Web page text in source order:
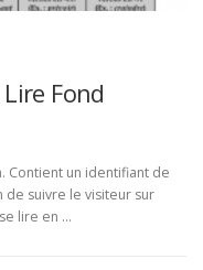
Fond
Contient un identifiant de
suivre le visiteur sur
lire en …